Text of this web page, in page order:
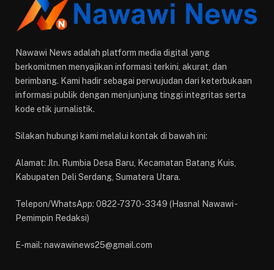
Nawawi News adalah platform media digital yang
berkomitmen menyajikan informasi terkini, akurat, dan
berimbang. Kami hadir sebagai perwujudan dari keterbukaan
informasi publik dengan menjunjung tinggi integritas serta
kode etik jurnalistik.
Silakan hubungi kami melalui kontak di bawah ini:
Alamat: Jln. Rumbia Desa Baru, Kecamatan Batang Kuis,
Kabupaten Deli Serdang, Sumatera Utara.
Telepon/WhatsApp: 0822-7370-3349 (Hasnal Nawawi -
Pemimpin Redaksi)
E-mail: nawawinews25@gmail.com